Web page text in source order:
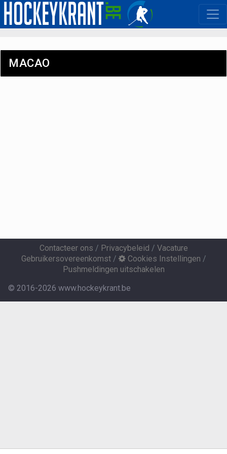
MACAO
Contacteer ons / Privacybeleid / Vacature
Gebruikersovereenkomst/ Cookies Instellingen /
Pushmeldingen uitschakelen
© 2016-2026 www.hockeykrant.be